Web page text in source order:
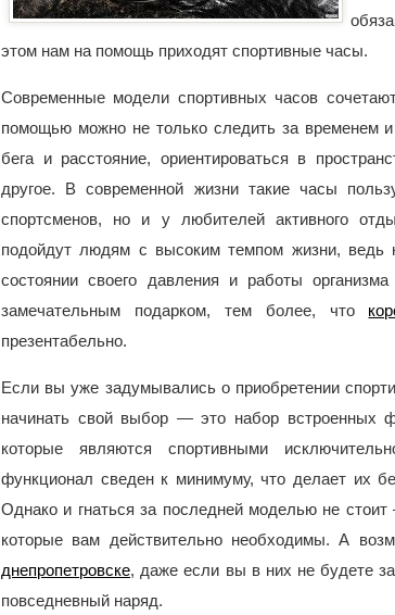
этом нам на помощь приходят спортивные часы.
Современные модели спортивных часов
помощью можно не только следить за временем
бега и расстояние, ориентироваться в
другое. В современной жизни такие часы
спортсменов, но и у любителей активного
подойдут людям с высоким темпом жизни, ведь
состоянии своего давления и работы
замечательным подарком, тем более, что
презентабельно.
Если вы уже задумывались о приобретении
начинать свой выбор — это набор встроенных
которые являются спортивными
функционал сведен к минимуму, что делает их
Однако и гнаться за последней моделью не
которые вам действительно необходимы. А
днепропетровске, даже если вы в них не будете
повседневный наряд.